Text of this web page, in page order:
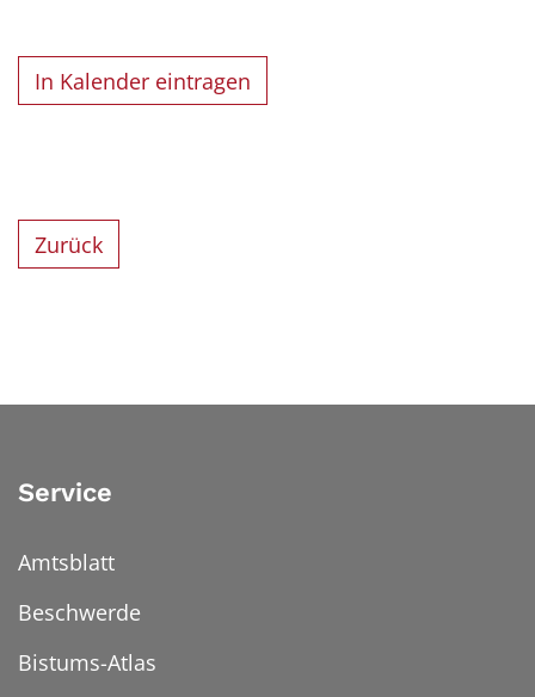
In Kalender eintragen
Zurück
Service
Amtsblatt
Beschwerde
Bistums-Atlas